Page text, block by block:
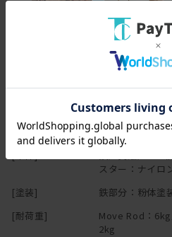
・真鍮部品は、メッキをしない地色
ます。硬いものの先端などに当たる
・固定時はパイプにネジを押し付け
す。
40cm ※Move
[奥行(D)]
40cm ※Move
97cm ※Move
[重量]
3.65kg ※Move
スター：ナイロ
[塗装]
鉄部分：粉体塗
[耐荷重]
Move Rod：
2kg